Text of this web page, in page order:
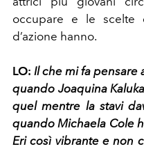
occupare e le scelte
d’azione hanno.
LO: Il che mi fa pensare
quando Joaquina
quel mentre la stavi
quando Michaela Cole
Eri così vibrante e non